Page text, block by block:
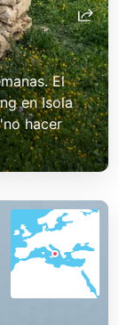
El
en Isola
hacer